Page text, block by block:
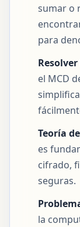
sumar o
para
el MCD
Teoría
es
cifrado,
seguras.
la